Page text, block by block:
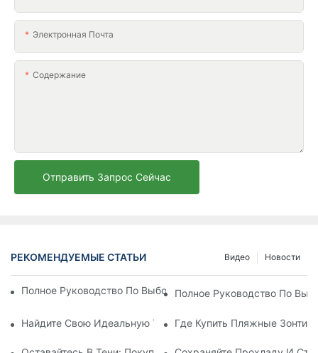
Электронная Почта
Содержание
Отправить Запрос Сейчас
РЕКОМЕНДУЕМЫЕ СТАТЬИ Новости
Видео
Полное Руководство По Выбору Идеального Пляжного
Полное Руководство По
Найдите Свою Идеальную Тень С Помощью Маленьких
Где Купить Пляжные